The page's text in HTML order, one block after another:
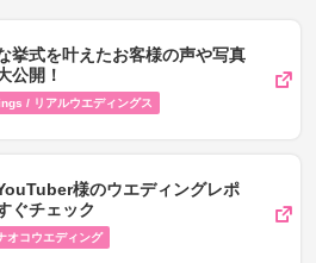
挙式を叶えたお客様の声や写真​
公開！
/ リアルウエディングス
様のウエディングレポ
ぐチェック
オコウエディング